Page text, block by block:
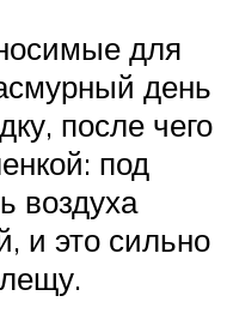
для
день
после чего
под
воздуха
и это сильно